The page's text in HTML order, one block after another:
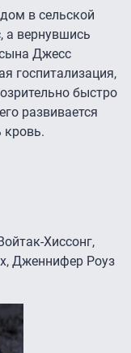
в сельской
а вернувшись
Джесс
госпитализация,
быстро
развивается
кровь.
Хиссонг,
Дженнифер Роуз